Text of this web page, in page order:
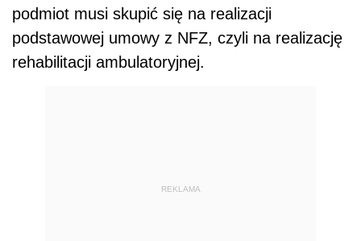
podmiot musi skupić się na realizacji
podstawowej umowy z NFZ, czyli na realizację
rehabilitacji ambulatoryjnej.
REKLAMA